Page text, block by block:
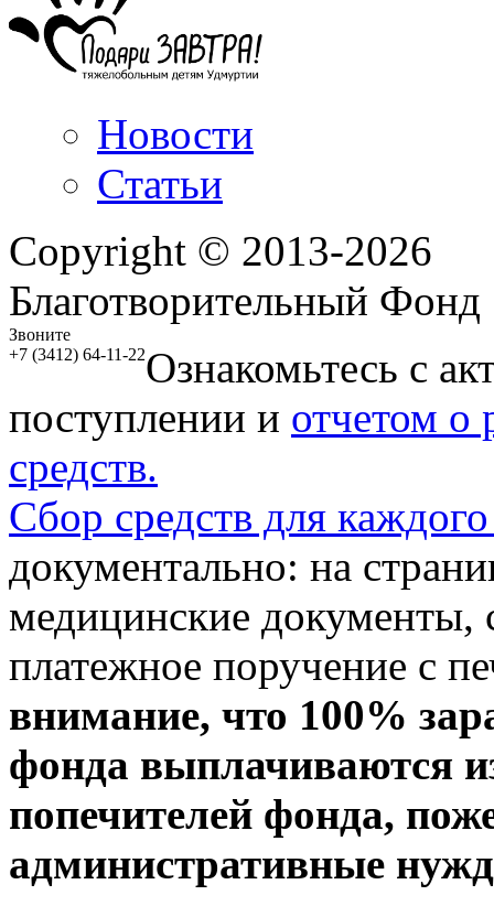
Новости
Статьи
Copyright © 2013-2026
Благотворительный
Звоните
+7 (3412) 64-11-22Ознакомьтесь с
поступлении и отчетом о
средств.
Сбор средств для
документально: на
медицинские документы,
платежное поручение с
внимание, что 100%
фонда выплачиваются
попечителей фонда,
административные